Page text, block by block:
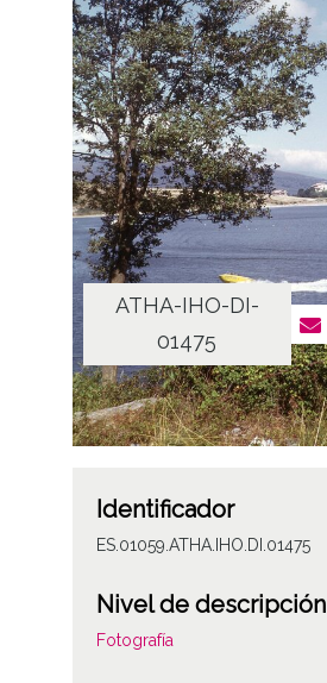
ATHA-IHO-DI-
01475
Identificador
ES.01059.ATHA.IHO.DI.01475
Nivel de descripción
Fotografía